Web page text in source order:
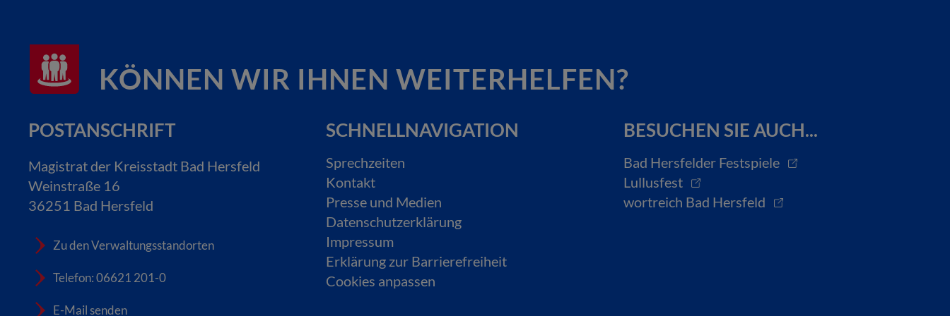
KÖNNEN WIR IHNEN WEITERHELFEN?
POSTANSCHRIFT
Magistrat der Kreisstadt Bad Hersfeld
Weinstraße 16
36251 Bad Hersfeld
Zu den Verwaltungsstandorten
Telefon: 06621 201-0
E-Mail senden
SCHNELLNAVIGATION
Sprechzeiten
Kontakt
Presse und Medien
Datenschutzerklärung
Impressum
Erklärung zur Barrierefreiheit
Cookies anpassen
BESUCHEN SIE AUCH...
Bad Hersfelder Festspiele
Lullusfest
wortreich Bad Hersfeld